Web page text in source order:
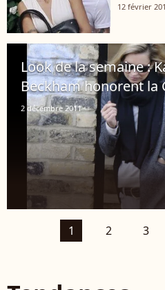
12 février
Look de la semaine :
Beckham honorent la
2 décembre 2011
1 2 3